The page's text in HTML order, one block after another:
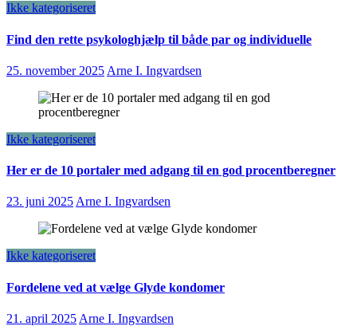
Ikke kategoriseret
Find den rette psykologhjælp til både par og individuelle
25. november 2025 Arne I. Ingvardsen
Ikke kategoriseret
Her er de 10 portaler med adgang til en god procentberegner
23. juni 2025 Arne I. Ingvardsen
Ikke kategoriseret
Fordelene ved at vælge Glyde kondomer
21. april 2025 Arne I. Ingvardsen